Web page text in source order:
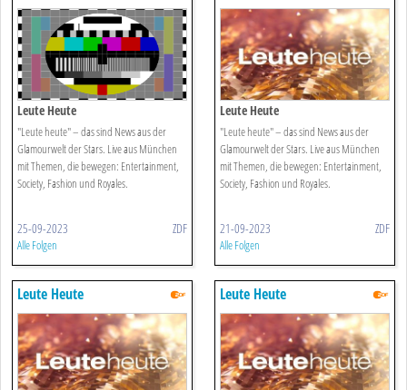
Leute Heute
"Leute heute" – das sind News aus der
Glamourwelt der Stars. Live aus München
mit Themen, die bewegen: Entertainment,
Society, Fashion und Royales.
25-09-2023 ZDF
Alle Folgen
Leute Heute
"Leute heute" – das sind News aus der
Glamourwelt der Stars. Live aus München
mit Themen, die bewegen: Entertainment,
Society, Fashion und Royales.
21-09-2023 ZDF
Alle Folgen
Leute Heute Leute Heute